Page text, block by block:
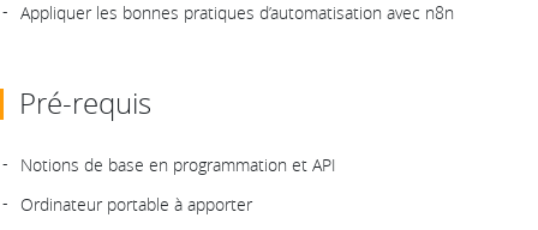
Appliquer les bonnes pratiques d’automatisation avec n8n
Pré-requis
Notions de base en programmation et API
Ordinateur portable à apporter